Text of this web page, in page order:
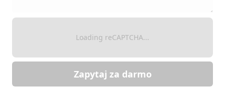
Loading reCAPTCHA...
Zapytaj za darmo